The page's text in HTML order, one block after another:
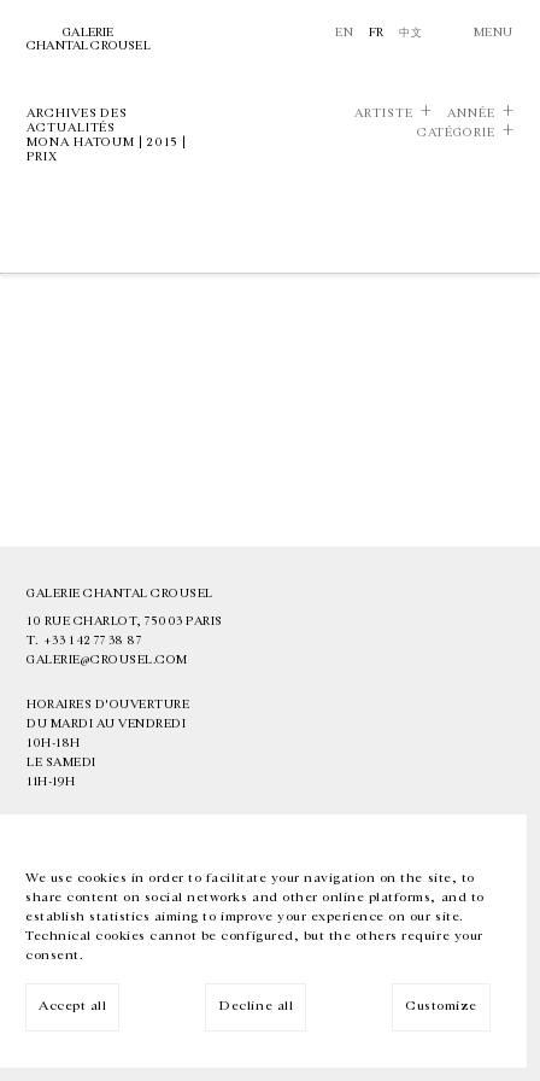
We use cookies in order to facilitate your navigation on the site, to
share content on social networks and other online platforms, and to
establish statistics aiming to improve your experience on our site.
Technical cookies cannot be configured, but the others require your
consent.
Accept all Decline all Customize
GALERIE
CHANTAL CROUSEL
EN FR 中文 MENU
ARCHIVES DES
ACTUALITÉS
MONA HATOUM | 2015 |
PRIX
ARTISTE
ANNÉE
CATÉGORIE
GALERIE CHANTAL CROUSEL
10 RUE CHARLOT, 75003 PARIS
T. +33 1 42 77 38 87
GALERIE@CROUSEL.COM
HORAIRES D'OUVERTURE
DU MARDI AU VENDREDI
10H-18H
LE SAMEDI
11H-19H
EN FR 中文 Facebook Instagram
Inscrivez-vous à notre newsletter